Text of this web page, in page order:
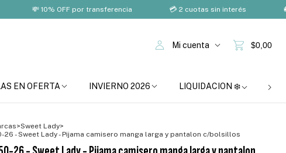
💸 10% OFF por transferencia 💳 2 cuotas sin interés 🚚
Mi cuenta $0,00
EN OFERTA INVIERNO 2026 LIQUIDACION ❄️
>Sweet Lady>
26 - Sweet Lady - Pijama camisero manga larga y pantalon c/bolsillos